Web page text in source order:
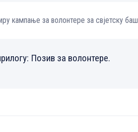
кампање за волонтере за свјетску
Позив за волонтере.